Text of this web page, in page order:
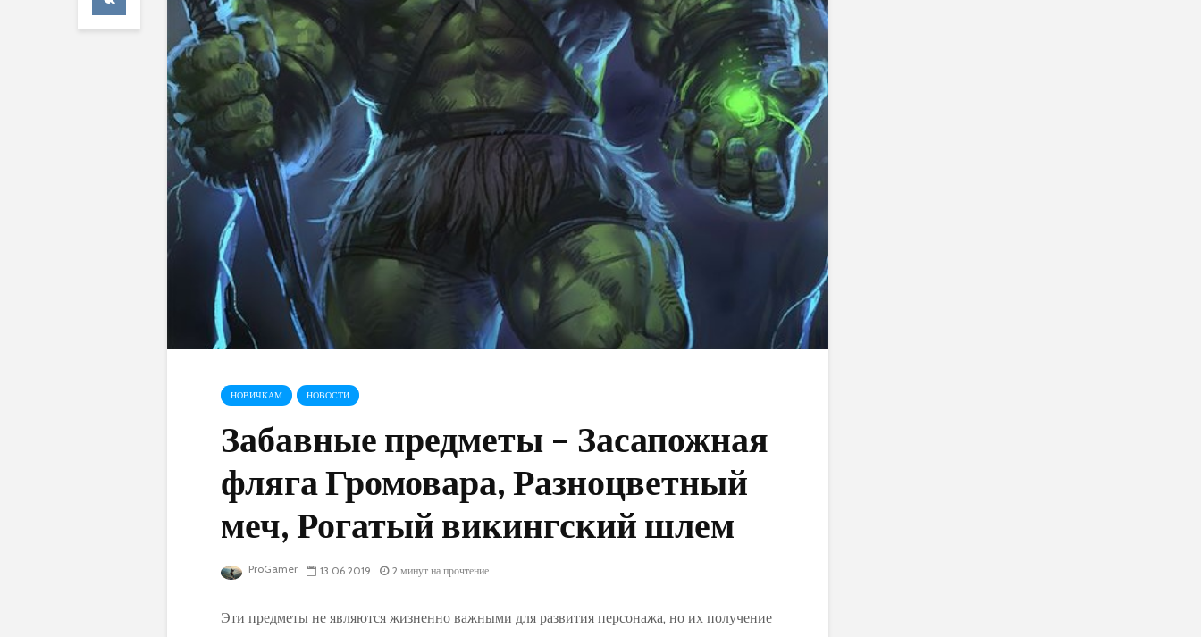
НОВИЧКАМ НОВОСТИ
Забавные предметы – Засапожная
фляга Громовара, Разноцветный
меч, Рогатый викингский шлем
ProGamer 13.06.2019 2 минут на прочтение
Эти предметы не являются жизненно важными для развития персонажа, но их получение